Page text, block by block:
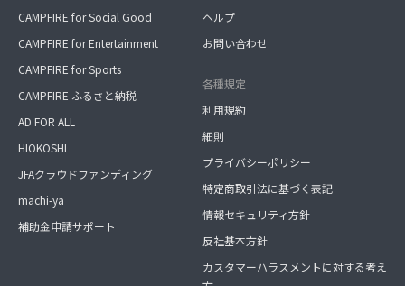
CAMPFIRE for Social Good
CAMPFIRE for Entertainment
CAMPFIRE for Sports
CAMPFIRE ふるさと納税
AD FOR ALL
HIOKOSHI
JFAクラウドファンディング
machi-ya
補助金申請サポート
ヘルプ
お問い合わせ
各種規定
利用規約
細則
プライバシーポリシー
特定商取引法に基づく表記
情報セキュリティ方針
反社基本方針
カスタマーハラスメントに対する考え